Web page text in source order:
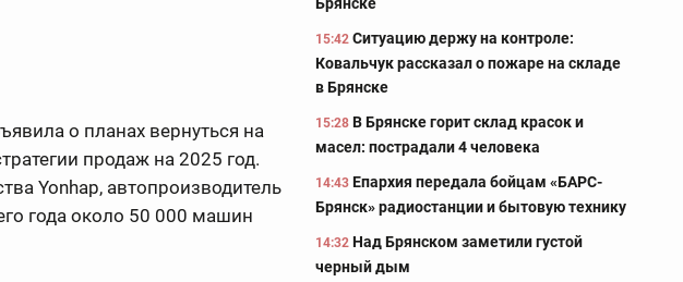
о планах вернуться на
продаж на 2025 год.
Yonhap, автопроизводитель
года около 50 000 машин
15:42 Ситуацию держу на контроле:
Ковальчук рассказал о пожаре на складе
в Брянске
15:28 В Брянске горит склад красок и
масел: пострадали 4 человека
14:43 Епархия передала бойцам «БАРС-
Брянск» радиостанции и бытовую технику
14:32 Над Брянском заметили густой
черный дым